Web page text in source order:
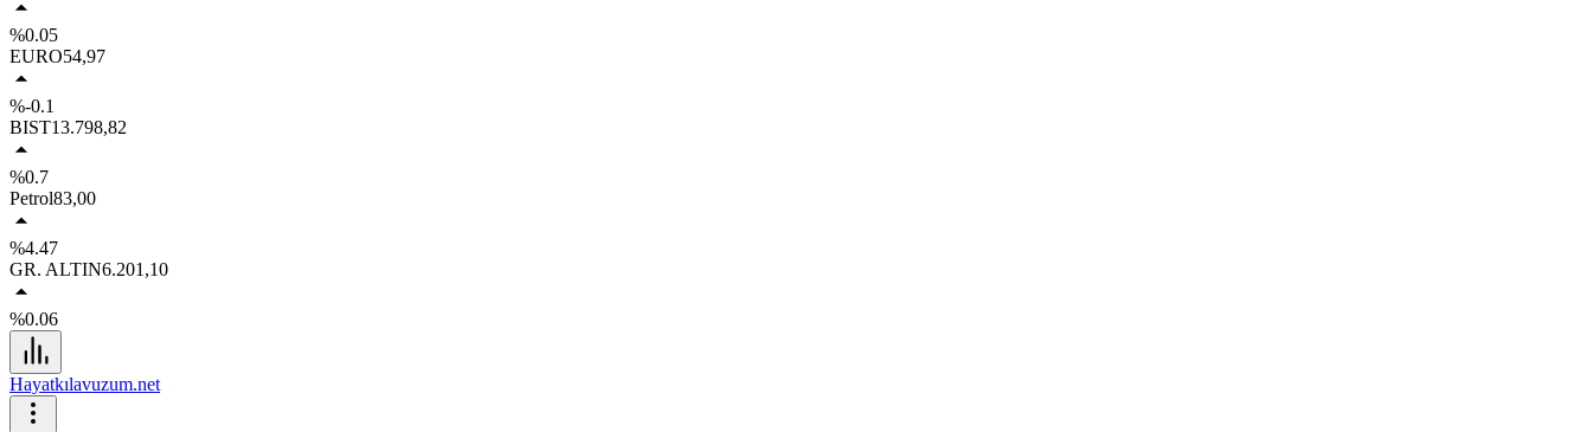
%0.05
EURO54,97
%-0.1
BIST13.798,82
%0.7
Petrol83,00
%4.47
GR. ALTIN6.201,10
%0.06
Hayatkılavuzum.net